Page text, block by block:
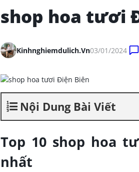
shop hoa tươi
Kinhnghiemdulich.vn03/01/2024
Nội Dung Bài Viết
Top 10 shop hoa
nhất